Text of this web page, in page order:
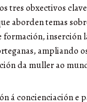
tres obxectivos
aborden temas
formación,
ampliando
da muller ao
á concienciación